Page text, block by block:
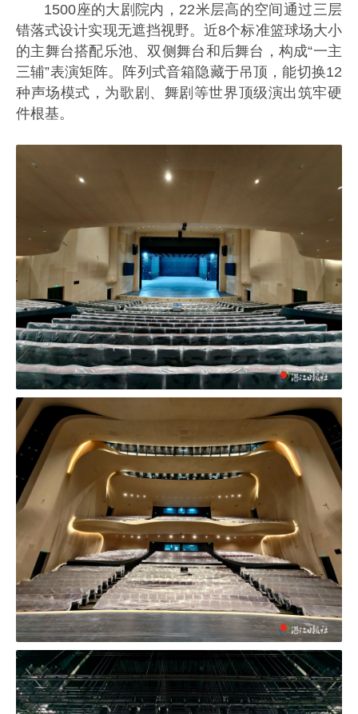
1500座的大剧院内，22米层高的空间通过三层
错落式设计实现无遮挡视野。近8个标准篮球场大小
的主舞台搭配乐池、双侧舞台和后舞台，构成“一主
三辅”表演矩阵。阵列式音箱隐藏于吊顶，能切换12
种声场模式，为歌剧、舞剧等世界顶级演出筑牢硬
件根基。